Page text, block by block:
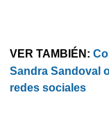
VER TAMBIÉN:
Sandra Sandoval
redes sociales